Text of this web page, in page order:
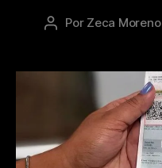
Por Zeca Moreno